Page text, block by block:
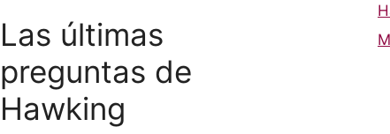
Las últimas
preguntas de
Hawking